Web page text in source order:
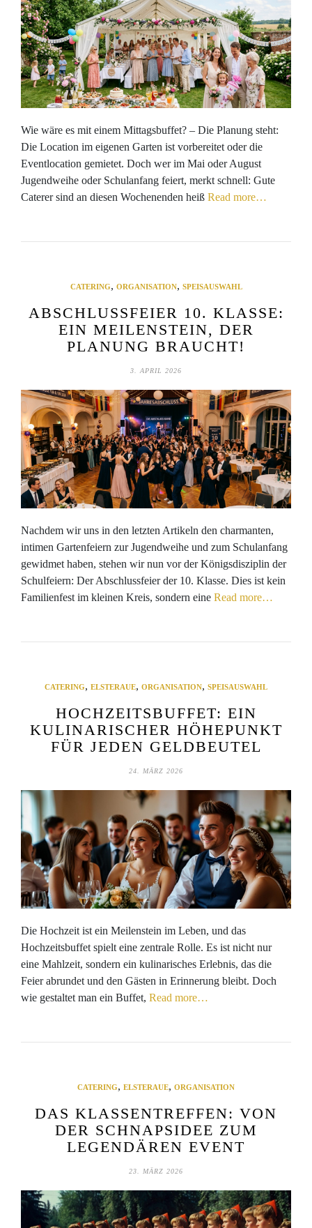
Wie wäre es mit einem Mittagsbuffet? – Die Planung steht:
Die Location im eigenen Garten ist vorbereitet oder die
Eventlocation gemietet. Doch wer im Mai oder August
Jugendweihe oder Schulanfang feiert, merkt schnell: Gute
Caterer sind an diesen Wochenenden heiß Read more…
CATERING, ORGANISATION, SPEISAUSWAHL
ABSCHLUSSFEIER 10. KLASSE:
EIN MEILENSTEIN, DER
PLANUNG BRAUCHT!
3. APRIL 2026
Nachdem wir uns in den letzten Artikeln den charmanten,
intimen Gartenfeiern zur Jugendweihe und zum Schulanfang
gewidmet haben, stehen wir nun vor der Königsdisziplin der
Schulfeiern: Der Abschlussfeier der 10. Klasse. Dies ist kein
Familienfest im kleinen Kreis, sondern eine Read more…
CATERING, ELSTERAUE, ORGANISATION, SPEISAUSWAHL
HOCHZEITSBUFFET: EIN
KULINARISCHER HÖHEPUNKT
FÜR JEDEN GELDBEUTEL
24. MÄRZ 2026
Die Hochzeit ist ein Meilenstein im Leben, und das
Hochzeitsbuffet spielt eine zentrale Rolle. Es ist nicht nur
eine Mahlzeit, sondern ein kulinarisches Erlebnis, das die
Feier abrundet und den Gästen in Erinnerung bleibt. Doch
wie gestaltet man ein Buffet, Read more…
CATERING, ELSTERAUE, ORGANISATION
DAS KLASSENTREFFEN: VON
DER SCHNAPSIDEE ZUM
LEGENDÄREN EVENT
23. MÄRZ 2026